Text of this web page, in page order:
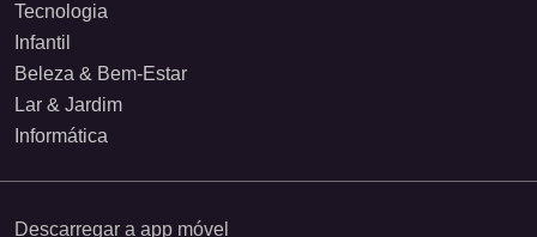
Tecnologia
Infantil
Beleza & Bem-Estar
Lar & Jardim
Informática
Descarregar a app móvel